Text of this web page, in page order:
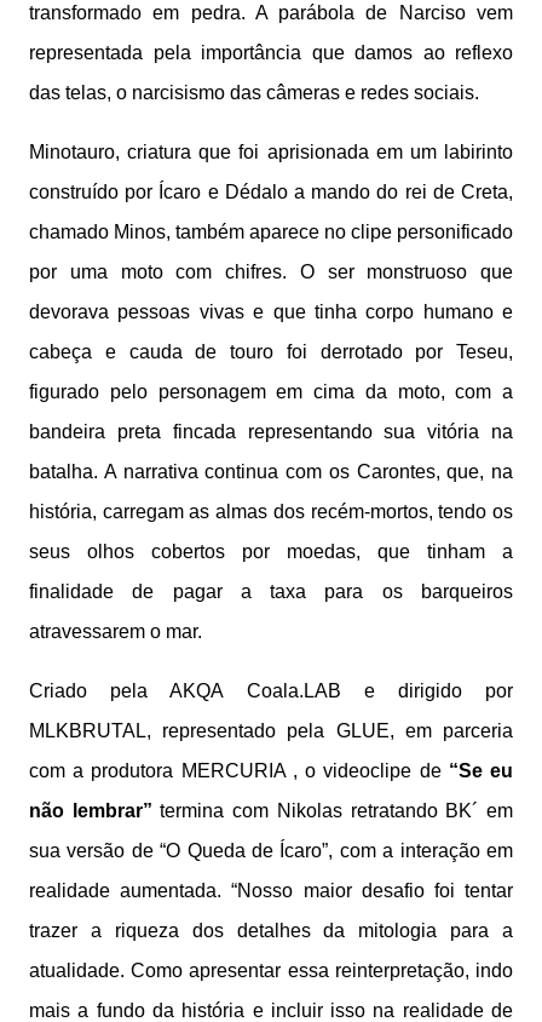
transformado em pedra. A parábola de Narciso vem
representada pela importância que damos ao reflexo
das telas, o narcisismo das câmeras e redes sociais.
Minotauro, criatura que foi aprisionada em um labirinto
construído por Ícaro e Dédalo a mando do rei de Creta,
chamado Minos, também aparece no clipe personificado
por uma moto com chifres. O ser monstruoso que
devorava pessoas vivas e que tinha corpo humano e
cabeça e cauda de touro foi derrotado por Teseu,
figurado pelo personagem em cima da moto, com a
bandeira preta fincada representando sua vitória na
batalha. A narrativa continua com os Carontes, que, na
história, carregam as almas dos recém-mortos, tendo os
seus olhos cobertos por moedas, que tinham a
finalidade de pagar a taxa para os barqueiros
atravessarem o mar.
Criado pela AKQA Coala.LAB e dirigido por
MLKBRUTAL, representado pela GLUE, em parceria
com a produtora MERCURIA , o videoclipe de “Se eu
não lembrar”termina com Nikolas retratando BK´ em
sua versão de “O Queda de Ícaro”, com a interação em
realidade aumentada. “Nosso maior desafio foi tentar
trazer a riqueza dos detalhes da mitologia para a
atualidade. Como apresentar essa reinterpretação, indo
mais a fundo da história e incluir isso na realidade de